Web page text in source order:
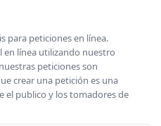
para peticiones en línea.
en línea utilizando nuestro
peticiones son
crear una petición es una
el publico y los tomadores de